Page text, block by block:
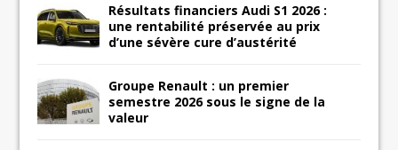
Résultats financiers Audi S1 2026 :
une rentabilité préservée au prix
d’une sévère cure d’austérité
Groupe Renault : un premier
semestre 2026 sous le signe de la
valeur